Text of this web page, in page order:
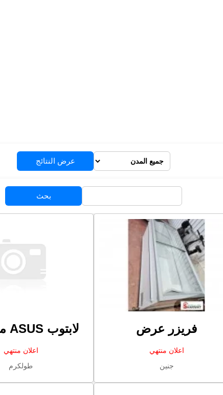
فريزر عرض
اعلان منتهي
جنين
لابتوب ASUS مستعمل
اعلان منتهي
طولكرم